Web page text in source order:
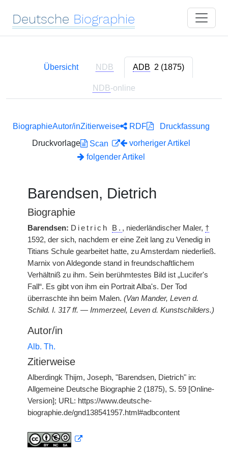
Deutsche Biographie
Übersicht NDB ADB 2 (1875)
NDB-online
BiographieAutor/inZitierweise RDF
Druckfassung
Druckvorlage
Scan
vorheriger Artikel
folgender Artikel
Barendsen, Dietrich
Biographie
Barendsen: Dietrich B. , niederländischer Maler, †
1592, der sich, nachdem er eine Zeit lang zu Venedig in
Titians Schule gearbeitet hatte, zu Amsterdam niederließ.
Marnix von Aldegonde stand in freundschaftlichem
Verhältniß zu ihm. Sein berühmtestes Bild ist „Lucifer's
Fall“. Es gibt von ihm ein Portrait Alba's. Der Tod
überraschte ihn beim Malen. (Van Mander, Leven d.
Schild. I. 317 ff. — Immerzeel, Leven d. Kunstschilders.)
Autor/in
Alb. Th.
Zitierweise
Alberdingk Thijm, Joseph, "Barendsen, Dietrich" in:
Allgemeine Deutsche Biographie 2 (1875), S. 59 [Online-
Version]; URL: https://www.deutsche-
biographie.de/gnd138541957.html#adbcontent